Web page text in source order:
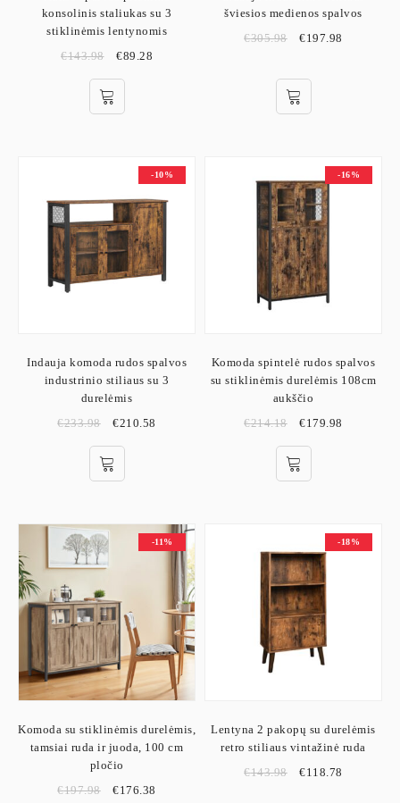
konsolinis staliukas su 3
stiklinėmis lentynomis
€143.98 €89.28
šviesios medienos spalvos
€305.98 €197.98
-10%
Indauja komoda rudos spalvos
industrinio stiliaus su 3
durelėmis
€233.98 €210.58
-16%
Komoda spintelė rudos spalvos
su stiklinėmis durelėmis 108cm
aukščio
€214.18 €179.98
-11%
Komoda su stiklinėmis durelėmis,
tamsiai ruda ir juoda, 100 cm
pločio
€197.98 €176.38
-18%
Lentyna 2 pakopų su durelėmis
retro stiliaus vintažinė ruda
€143.98 €118.78